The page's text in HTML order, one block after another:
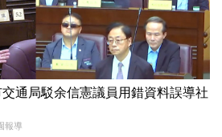
通局駁余信憲議員用錯資料誤導社
報導